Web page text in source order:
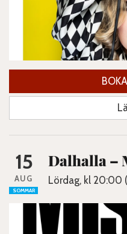
15
AUG
SOMMAR
Dalhalla –
Lördag, kl 20:00